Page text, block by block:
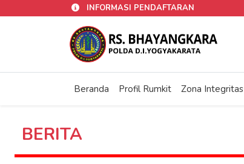
INFORMASI PENDAFTARAN
Beranda Profil Rumkit Zona Integritas
BERITA